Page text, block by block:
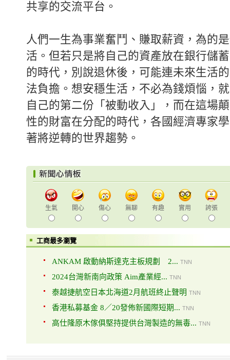
共享的交流平台。
人們一生為事業奮鬥、賺取薪資，為的
活。但若只是將自己的資產放在銀行儲
的時代，別說退休後，可能連未來生活
法負擔。想安穩生活，不必為錢煩惱，
自己的第二份「被動收入」，而在這場
性的財富在分配的時代，各國經濟專家
著將逆轉的世界趨勢。
生氣 開心 傷心 無聊 有趣 實用 誇張
工商最多瀏覽
ANKAM 啟動納斯達克主板規劃 2... TNN
2024台灣新南向政策 Aim產業經... TNN
泰越捷航空日本北海道2月航班終止聲明 TNN
香港私募基金 8／20發佈新國際短期... TNN
高仕隆原木傢俱堅持提供台灣製造的無毒... TNN